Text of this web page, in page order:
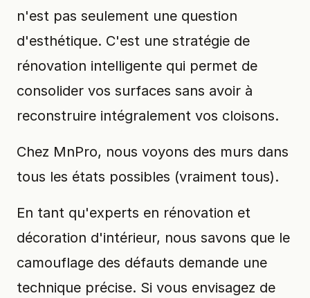
n'est pas seulement une question
d'esthétique. C'est une stratégie de
rénovation intelligente qui permet de
consolider vos surfaces sans avoir à
reconstruire intégralement vos cloisons.
Chez MnPro, nous voyons des murs dans
tous les états possibles (vraiment tous).
En tant qu'experts en rénovation et
décoration d'intérieur, nous savons que le
camouflage des défauts demande une
technique précise. Si vous envisagez de